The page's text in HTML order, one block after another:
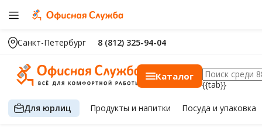
Санкт-Петербург 8 (812) 325-94-04
Каталог
{{tab}}
Для юрлиц Продуктыи напитки Посуда и упаковка